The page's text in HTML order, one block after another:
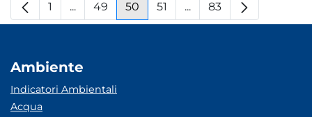
Pagina
1 ...Pagine intermedie
Pagina
49 Pagina
50 Pagina
51 ...Pagine intermedie
Pagina
83
Ambiente
Indicatori Ambientali
Acqua